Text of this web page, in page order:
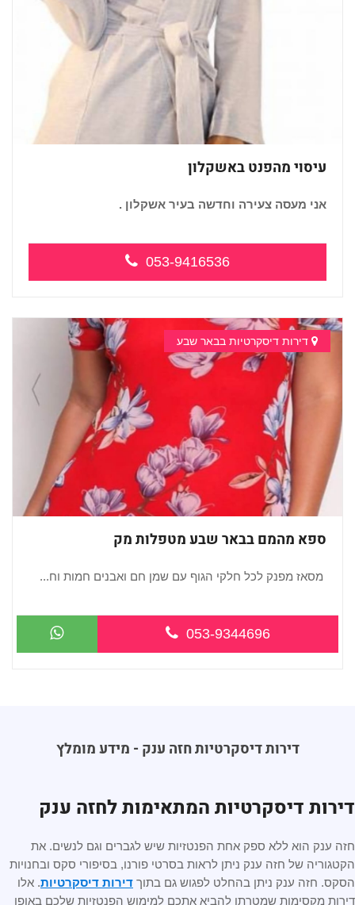
עיסוי מהפנט באשקלון
אני מעסה צעירה וחדשה בעיר אשקלון .
053-9416536
דירות דיסקרטיות בבאר שבע
ספא מהמם בבאר שבע מטפלות מק
מסאז מפנק לכל חלקי הגוף עם שמן חם ואבנים חמות וח...
053-9344696
דירות דיסקרטיות חזה ענק - מידע מומלץ
דירות דיסקרטיות המתאימות לחזה ענק
חזה ענק הוא ללא ספק אחת הפנטזיות שיש לגברים וגם לנשים. את
הקטגוריה של חזה ענק ניתן לראות בסרטי פורנו, בסיפורי סקס ובחנויות
הסקס. חזה ענק ניתן בהחלט לפגוש גם בתוך דירות דיסקרטיות. אלו
דירות מקסימות שמטרתן להביא אתכם למימוש הפנטזיות שלכם באופן